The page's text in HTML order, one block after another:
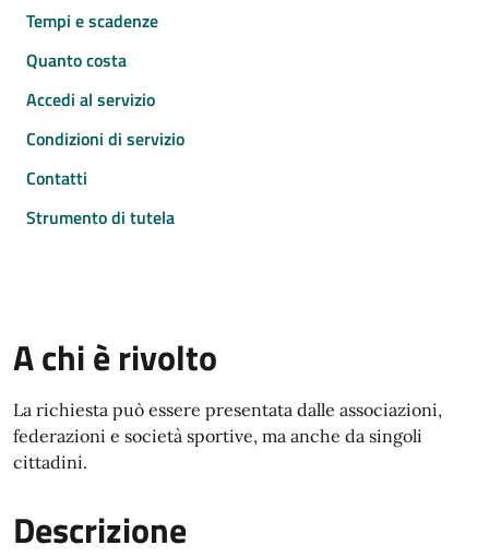
Tempi e scadenze
Quanto costa
Accedi al servizio
Condizioni di servizio
Contatti
Strumento di tutela
A chi è rivolto
La richiesta può essere presentata dalle associazioni,
federazioni e società sportive, ma anche da singoli
cittadini.
Descrizione